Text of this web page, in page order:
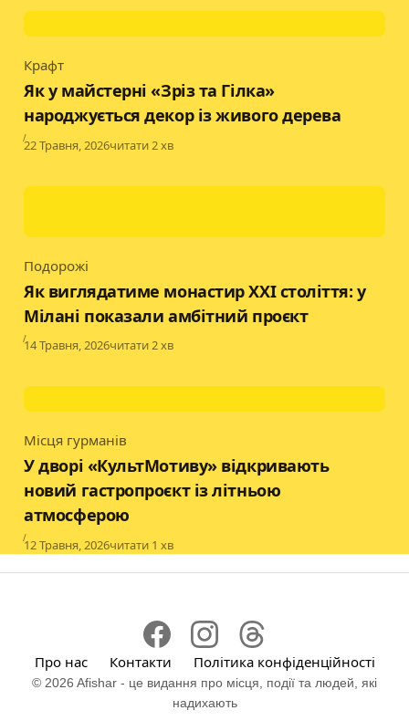
Category
Крафт
Як у майстерні «Зріз та Гілка»
народжується декор із живого дерева
Published
22 Травня, 2026читати 2 хв
Category
Подорожі
Як виглядатиме монастир XXI століття: у
Мілані показали амбітний проєкт
Published
14 Травня, 2026читати 2 хв
Category
Місця гурманів
У дворі «КультМотиву» відкривають
новий гастропроєкт із літньою
атмосферою
Published
12 Травня, 2026читати 1 хв
Про нас Контакти Політика конфіденційності
© 2026 Afishar - це видання про місця, події та людей, які
надихають